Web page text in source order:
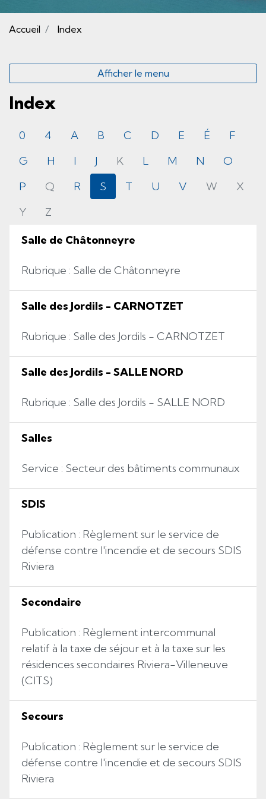
Accueil Index
Afficher le menu
Index
0 4 A B C D E É
F
G
H I J K L M N
O
P
Q R S T U V W
X
Y
Z
Salle de Châtonneyre
Rubrique : Salle de Châtonneyre
Salle des Jordils - CARNOTZET
Rubrique : Salle des Jordils - CARNOTZET
Salle des Jordils - SALLE NORD
Rubrique : Salle des Jordils - SALLE NORD
Salles
Service : Secteur des bâtiments communaux
SDIS
Publication : Règlement sur le service de
défense contre l'incendie et de secours SDIS
Riviera
Secondaire
Publication : Règlement intercommunal
relatif à la taxe de séjour et à la taxe sur les
résidences secondaires Riviera-Villeneuve
(CITS)
Secours
Publication : Règlement sur le service de
défense contre l'incendie et de secours SDIS
Riviera